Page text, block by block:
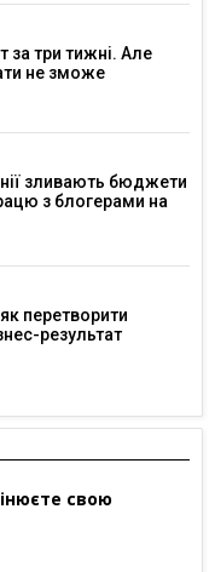
за три тижні. Але
не зможе
зливають бюджети
з блогерами на
перетворити
результат
свою